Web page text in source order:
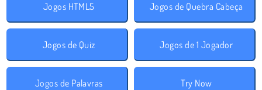
Jogos HTML5 Jogos de Quebra Cabeça
Jogos de Quiz Jogos de 1 Jogador
Jogos de Palavras Try Now